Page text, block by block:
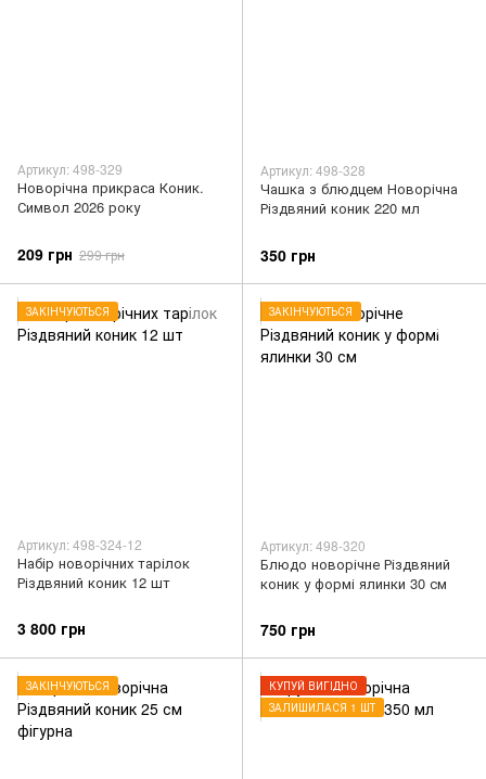
Артикул: 498-329
Новорічна прикраса Коник.
Символ 2026 року
209 грн 299 грн
Артикул: 498-328
Чашка з блюдцем Новорічна
Різдвяний коник 220 мл
350 грн
ЗАКІНЧУЮТЬСЯ
Артикул: 498-324-12
Набір новорічних тарілок
Різдвяний коник 12 шт
3 800 грн
ЗАКІНЧУЮТЬСЯ
Артикул: 498-320
Блюдо новорічне Різдвяний
коник у формі ялинки 30 см
750 грн
ЗАКІНЧУЮТЬСЯ
КУПУЙ ВИГІДНО
ЗАЛИШИЛАСЯ 1 ШТ